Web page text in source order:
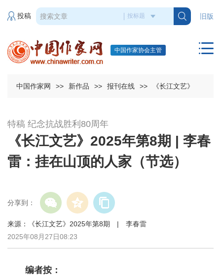
旧版
投稿
中国作家协会主管
中国作家网 >> 新作品 >> 报刊在线 >> 《长江文艺》
特稿 纪念抗战胜利80周年
《长江文艺》2025年第8期 | 李春
雷：挂在山顶的人家（节选）
分享到：
来源：《长江文艺》2025年第8期 | 李春雷
2025年08月27日08:23
编者按：